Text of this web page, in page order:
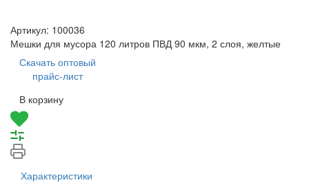
Артикул: 100036
Мешки для мусора 120 литров ПВД 90 мкм, 2 слоя, желтые
Скачать оптовый
прайс-лист
В корзину
Характеристики